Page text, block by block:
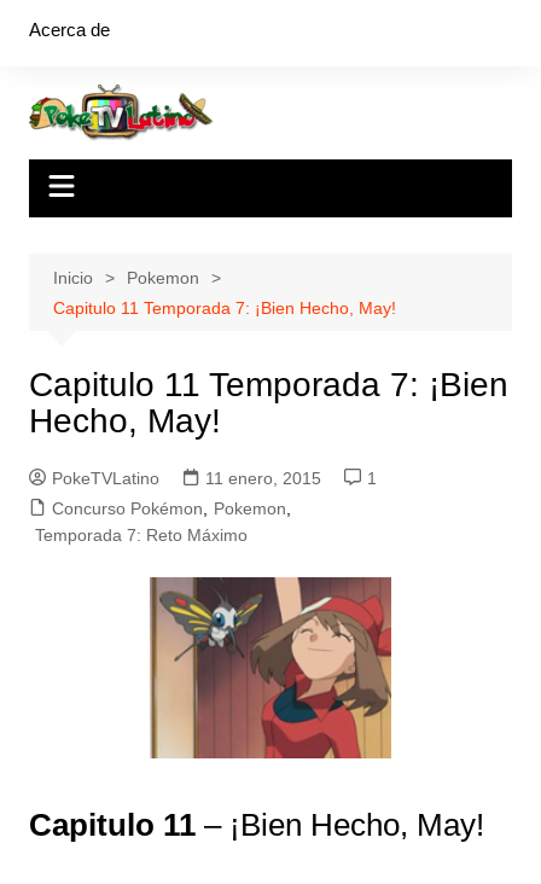
Acerca de
Inicio
Pokemon
Capitulo 11 Temporada 7: ¡Bien Hecho, May!
Capitulo 11 Temporada 7: ¡Bien
Hecho, May!
PokeTVLatino 11 enero, 2015
1
Concurso Pokémon
Pokemon
Temporada 7: Reto Máximo
Capitulo 11– ¡Bien Hecho, May!